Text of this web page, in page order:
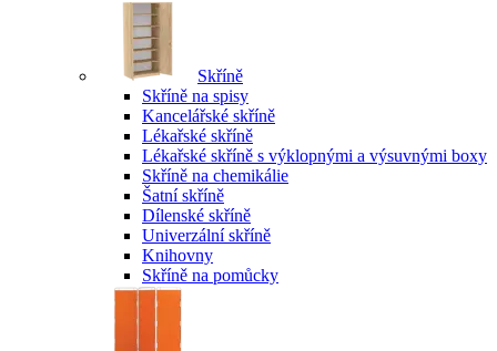
Skříně
Skříně na spisy
Kancelářské skříně
Lékařské skříně
Lékařské skříně s výklopnými a výsuvnými boxy
Skříně na chemikálie
Šatní skříně
Dílenské skříně
Univerzální skříně
Knihovny
Skříně na pomůcky